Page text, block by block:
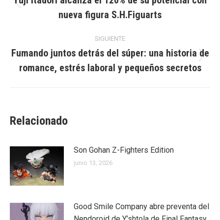
publicaciones
anterior:
nueva figura S.H.Figuarts
SIGUIENTE
Publicación
siguiente:
Fumando juntos detrás del súper: una historia de
romance, estrés laboral y pequeños secretos
Relacionado
Son Gohan Z-Fighters Edition
junio 13, 2026
Good Smile Company abre preventa del